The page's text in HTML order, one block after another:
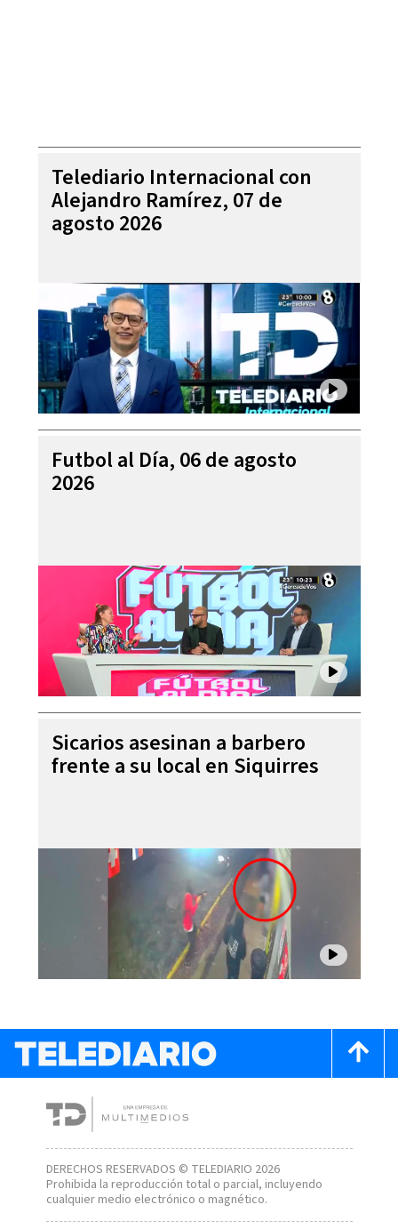
Telediario Internacional con
Alejandro Ramírez, 07 de
agosto 2026
Futbol al Día, 06 de agosto
2026
Sicarios asesinan a barbero
frente a su local en Siquirres
DERECHOS RESERVADOS © TELEDIARIO 2026
Prohibida la reproducción total o parcial, incluyendo
cualquier medio electrónico o magnético.